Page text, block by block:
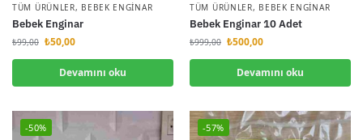
TÜM ÜRÜNLER, BEBEK ENGINAR
Bebek Enginar
₺99,00 ₺50,00
Devamını oku
TÜM ÜRÜNLER, BEBEK ENGINAR
Bebek Enginar 10 Adet
₺999,00 ₺500,00
Devamını oku
-50% -57%